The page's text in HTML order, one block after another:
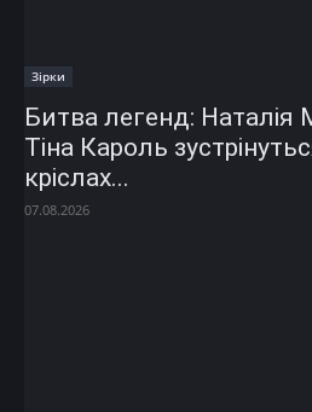
Зірки
Битва легенд: Наталія
Тіна Кароль
кріслах...
07.08.2026